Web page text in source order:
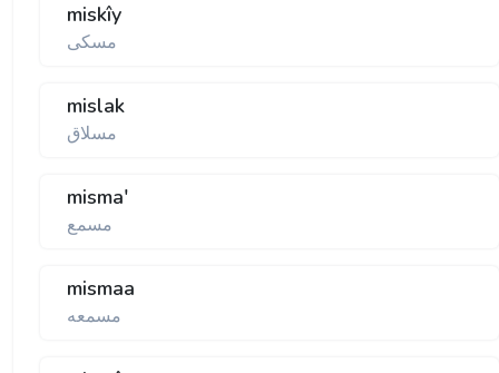
miskîy
مسكی
mislak
مسلاق
misma'
مسمع
mismaa
مسمعه